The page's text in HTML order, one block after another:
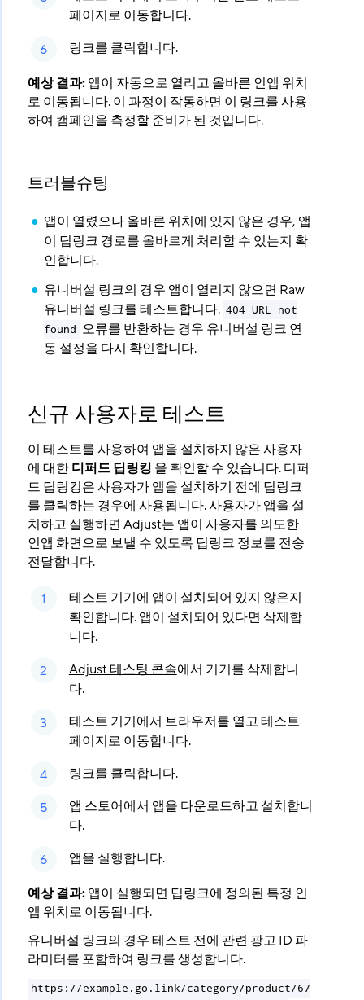
페이지로 이동합니다.
링크를 클릭합니다.
예상 결과:앱이 자동으로 열리고 올바른 인앱 위치
로 이동됩니다. 이 과정이 작동하면 이 링크를 사용
하여 캠페인을 측정할 준비가 된 것입니다.
트러블슈팅
앱이 열렸으나 올바른 위치에 있지 않은 경우, 앱
이 딥링크 경로를 올바르게 처리할 수 있는지 확
인합니다.
유니버설 링크의 경우 앱이 열리지 않으면 Raw
유니버설 링크를 테스트합니다. 404 URL not
found
오류를 반환하는 경우 유니버설 링크 연
동 설정을 다시 확인합니다.
신규 사용자로 테스트
이 테스트를 사용하여 앱을 설치하지 않은 사용자
에 대한디퍼드 딥링킹 을 확인할 수 있습니다. 디퍼
드 딥링킹은 사용자가 앱을 설치하기 전에 딥링크
를 클릭하는 경우에 사용됩니다. 사용자가 앱을 설
치하고 실행하면 Adjust는 앱이 사용자를 의도한
인앱 화면으로 보낼 수 있도록 딥링크 정보를 전송
전달합니다.
테스트 기기에 앱이 설치되어 있지 않은지
확인합니다. 앱이 설치되어 있다면 삭제합
니다.
Adjust 테스팅 콘솔에서 기기를 삭제합니
다.
테스트 기기에서 브라우저를 열고 테스트
페이지로 이동합니다.
링크를 클릭합니다.
앱 스토어에서 앱을 다운로드하고 설치합니
다.
앱을 실행합니다.
예상 결과:앱이 실행되면 딥링크에 정의된 특정 인
앱 위치로 이동됩니다.
유니버설 링크의 경우 테스트 전에 관련 광고 ID 파
라미터를 포함하여 링크를 생성합니다.
https://example.go.link/category/product/67